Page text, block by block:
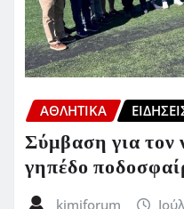
ΑΘΛΗΤΙΚΑ
Σύμβαση για τον
γηπέδο
kimiforum